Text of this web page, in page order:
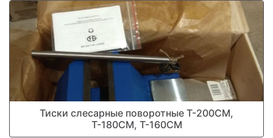
Тиски слесарные поворотные Т-200СМ,
Т-180СМ, Т-160СМ